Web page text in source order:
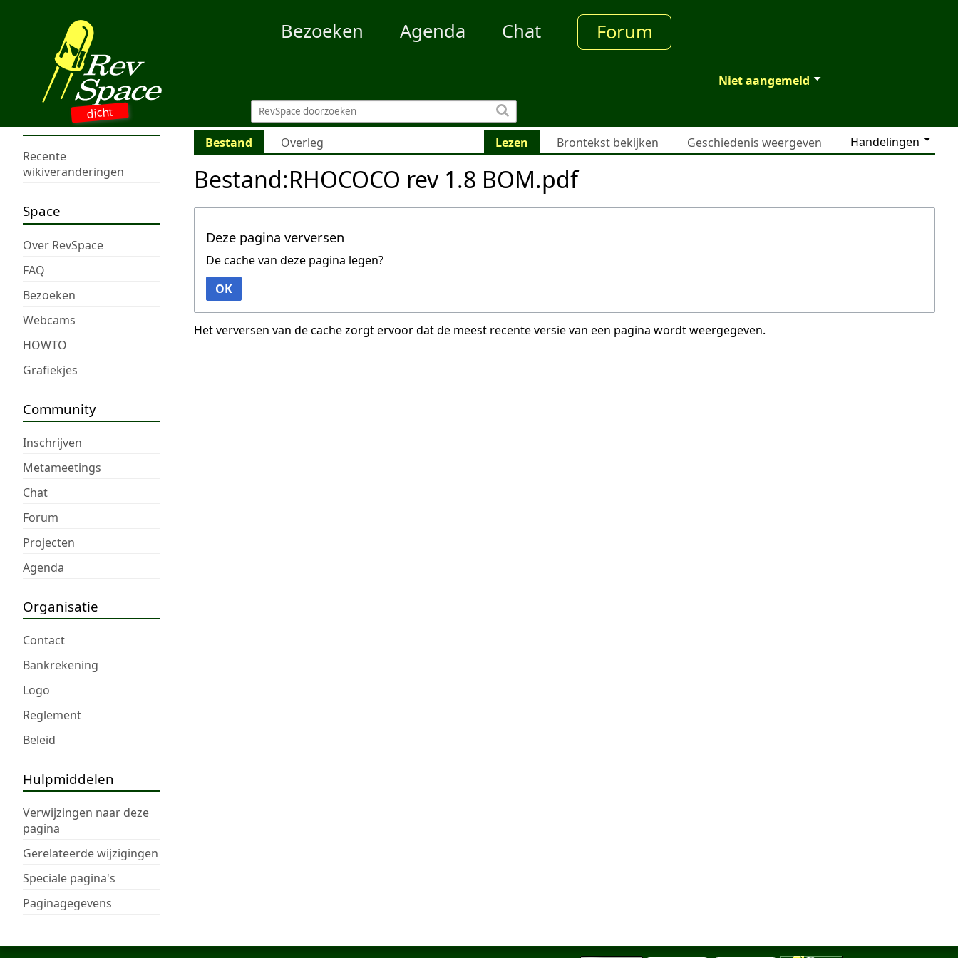
dicht
Bezoeken Agenda Chat Forum
Niet aangemeld
Recente
wikiveranderingen
Space
Over RevSpace
FAQ
Bezoeken
Webcams
HOWTO
Grafiekjes
Community
Inschrijven
Metameetings
Chat
Forum
Projecten
Agenda
Organisatie
Contact
Bankrekening
Logo
Reglement
Beleid
Hulpmiddelen
Verwijzingen naar deze
pagina
Gerelateerde wijzigingen
Speciale pagina's
Paginagegevens
Bestand Overleg Handelingen
Lezen Brontekst bekijken Geschiedenis weergeven
Bestand:RHOCOCO rev 1.8 BOM.pdf
Deze pagina verversen
De cache van deze pagina legen?
OK
Het verversen van de cache zorgt ervoor dat de meest recente versie van een pagina wordt weergegeven.